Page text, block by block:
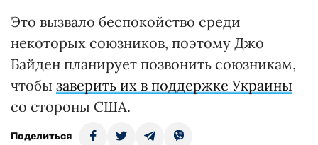
Это вызвало беспокойство среди
некоторых союзников, поэтому Джо
Байден планирует позвонить союзникам,
чтобы заверить их в поддержке Украины
со стороны США.
Поделиться